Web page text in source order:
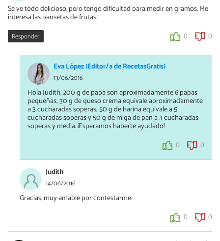
Se ve todo delicioso, pero tengo dificultad para medir en gramos. Me
interesa las pansetas de frutas.
Responder 0 0
Eva López (Editor/a de RecetasGratis)
13/06/2016
Hola Judith, 200 g de papa son aproximadamente 6 papas
pequeñas; 30 g de queso crema equivale aproximadamente
a 3 cucharadas soperas; 50 g de harina equivale a 5
cucharadas soperas y 50 g de miga de pan a 3 cucharadas
soperas y media. ¡Esperamos haberte ayudado!
0 0
Judith
14/06/2016
Gracias, muy amable por contestarme.
0 0